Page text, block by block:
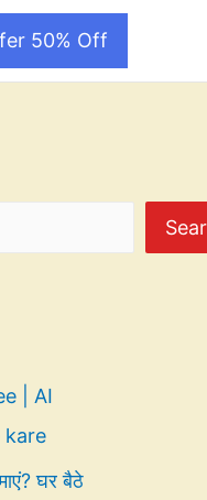
50% Off
| AI
kare
घर बैठे